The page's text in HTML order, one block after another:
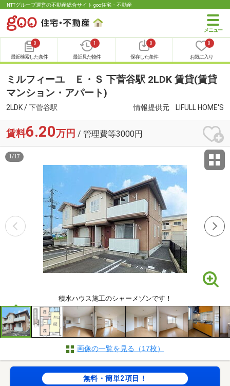
NTTグループ運営の不動産総合サイト goo住宅・不動産
0
最近検索した条件
1
最近見た物件
0
保存した条件
0
お気に入り
ミルフィーユ Ｅ・Ｓ 下菅谷駅 2LDK 賃貸(賃貸
マンション・アパート)
2LDK / 下菅谷駅 情報提供元 LIFULL HOME'S
賃料6.20万円 / 管理費等3000円
積水ハウス施工のシャーメゾンです！
1 /17
画像の一覧を見る（17枚）
無料・簡単2項目！